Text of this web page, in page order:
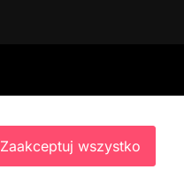
Zaakceptuj wszystko